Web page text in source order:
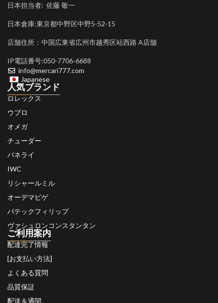
日本担当者: 佐藤 敬一
日本倉庫:東京都中野区中野5-52-15
店舗住所：中国広東省広州市越秀区站西路 A店舗
IP電話番号:050-7706-6688
info@mercari777.com
Japanese
人気ブランド
ロレックス
ウブロ
オメガ
チューダー
パネライ
IWC
リシャールミル
オーデマピゲ
パテックフィリップ
ヴァシュロンコンスタンタン
ご利用案内
配達完了情報
[お支払い方法]
よくある質問
品質保証
配送＆通関